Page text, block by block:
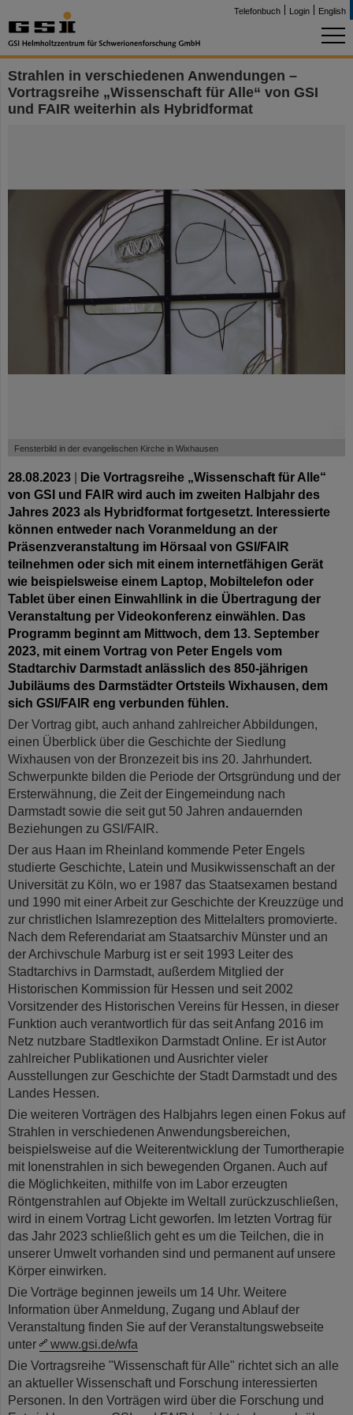
Telefonbuch Login English
Strahlen in verschiedenen Anwendungen –
Vortragsreihe „Wissenschaft für Alle“ von GSI
und FAIR weiterhin als Hybridformat
Fensterbild in der evangelischen Kirche in Wixhausen
28.08.2023 | Die Vortragsreihe „Wissenschaft für Alle“
von GSI und FAIR wird auch im zweiten Halbjahr des
Jahres 2023 als Hybridformat fortgesetzt. Interessierte
können entweder nach Voranmeldung an der
Präsenzveranstaltung im Hörsaal von GSI/FAIR
teilnehmen oder sich mit einem internetfähigen Gerät
wie beispielsweise einem Laptop, Mobiltelefon oder
Tablet über einen Einwahllink in die Übertragung der
Veranstaltung per Videokonferenz einwählen. Das
Programm beginnt am Mittwoch, dem 13. September
2023, mit einem Vortrag von Peter Engels vom
Stadtarchiv Darmstadt anlässlich des 850-jährigen
Jubiläums des Darmstädter Ortsteils Wixhausen, dem
sich GSI/FAIR eng verbunden fühlen.
Der Vortrag gibt, auch anhand zahlreicher Abbildungen,
einen Überblick über die Geschichte der Siedlung
Wixhausen von der Bronzezeit bis ins 20. Jahrhundert.
Schwerpunkte bilden die Periode der Ortsgründung und der
Ersterwähnung, die Zeit der Eingemeindung nach
Darmstadt sowie die seit gut 50 Jahren andauernden
Beziehungen zu GSI/FAIR.
Der aus Haan im Rheinland kommende Peter Engels
studierte Geschichte, Latein und Musikwissenschaft an der
Universität zu Köln, wo er 1987 das Staatsexamen bestand
und 1990 mit einer Arbeit zur Geschichte der Kreuzzüge und
zur christlichen Islamrezeption des Mittelalters promovierte.
Nach dem Referendariat am Staatsarchiv Münster und an
der Archivschule Marburg ist er seit 1993 Leiter des
Stadtarchivs in Darmstadt, außerdem Mitglied der
Historischen Kommission für Hessen und seit 2002
Vorsitzender des Historischen Vereins für Hessen, in dieser
Funktion auch verantwortlich für das seit Anfang 2016 im
Netz nutzbare Stadtlexikon Darmstadt Online. Er ist Autor
zahlreicher Publikationen und Ausrichter vieler
Ausstellungen zur Geschichte der Stadt Darmstadt und des
Landes Hessen.
Die weiteren Vorträgen des Halbjahrs legen einen Fokus auf
Strahlen in verschiedenen Anwendungsbereichen,
beispielsweise auf die Weiterentwicklung der Tumortherapie
mit Ionenstrahlen in sich bewegenden Organen. Auch auf
die Möglichkeiten, mithilfe von im Labor erzeugten
Röntgenstrahlen auf Objekte im Weltall zurückzuschließen,
wird in einem Vortrag Licht geworfen. Im letzten Vortrag für
das Jahr 2023 schließlich geht es um die Teilchen, die in
unserer Umwelt vorhanden sind und permanent auf unsere
Körper einwirken.
Die Vorträge beginnen jeweils um 14 Uhr. Weitere
Information über Anmeldung, Zugang und Ablauf der
Veranstaltung finden Sie auf der Veranstaltungswebseite
unter
www.gsi.de/wfa
Die Vortragsreihe "Wissenschaft für Alle" richtet sich an alle
an aktueller Wissenschaft und Forschung interessierten
Personen. In den Vorträgen wird über die Forschung und